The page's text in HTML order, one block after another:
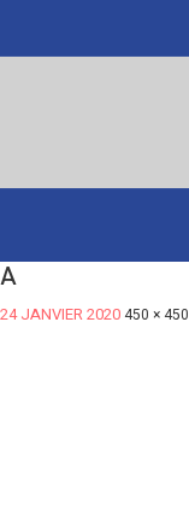
A
24 JANVIER 2020 450 × 450